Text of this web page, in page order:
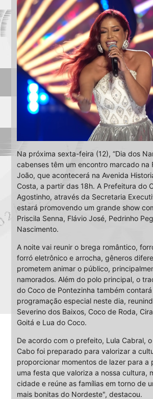
Na próxima sexta-feira (12), “Dia dos
cabenses têm um encontro marcado na
João, que acontecerá na Avenida
Costa, a partir das 18h. A Prefeitura do
Agostinho, através da Secretaria
estará promovendo um grande show
Priscila Senna, Flávio José, Pedrinho
Nascimento.
A noite vai reunir o brega romântico,
forró eletrônico e arrocha, gêneros
prometem animar o público,
namorados. Além do polo principal, o
do Coco de Pontezinha também
programação especial neste dia,
Severino dos Baixos, Coco de Roda,
Goitá e Lua do Coco.
De acordo com o prefeito, Lula Cabral,
Cabo foi preparado para valorizar a
proporcionar momentos de lazer para a
uma festa que valoriza a nossa cultura,
cidade e reúne as famílias em torno de
mais bonitas do Nordeste", destacou.